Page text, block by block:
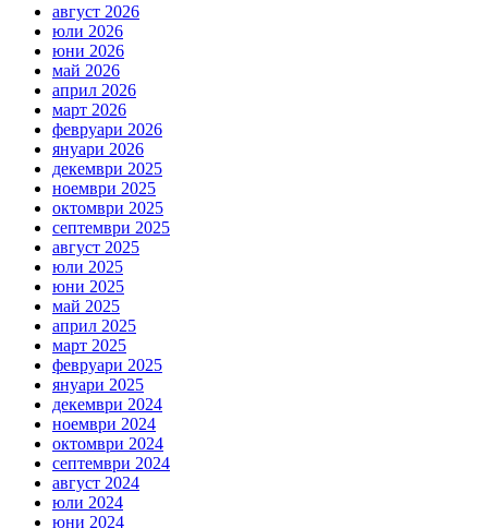
август 2026
юли 2026
юни 2026
май 2026
април 2026
март 2026
февруари 2026
януари 2026
декември 2025
ноември 2025
октомври 2025
септември 2025
август 2025
юли 2025
юни 2025
май 2025
април 2025
март 2025
февруари 2025
януари 2025
декември 2024
ноември 2024
октомври 2024
септември 2024
август 2024
юли 2024
юни 2024